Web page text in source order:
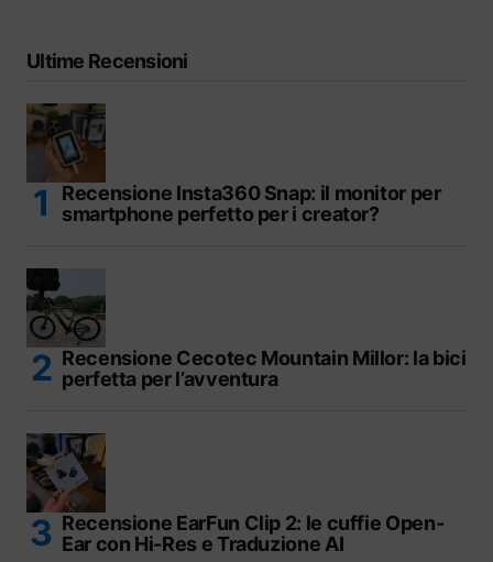
Ultime Recensioni
Recensione Insta360 Snap: il monitor per
smartphone perfetto per i creator?
Recensione Cecotec Mountain Millor: la bici
perfetta per l’avventura
Recensione EarFun Clip 2: le cuffie Open-
Ear con Hi-Res e Traduzione AI